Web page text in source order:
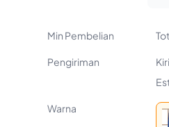
Min Pembelian
Pengiriman
Warna